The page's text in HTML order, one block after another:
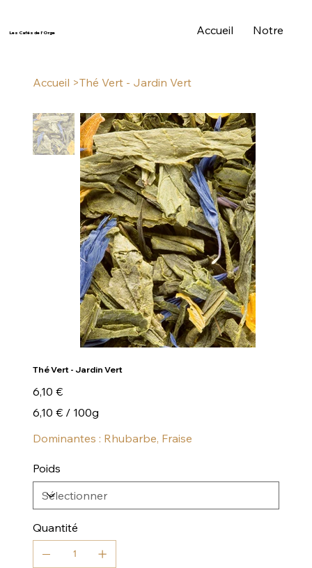
Les Cafés de l'Orge Accueil Notre
Accueil >Thé Vert - Jardin Vert
Thé Vert - Jardin Vert
Prix
6,10 €
6,10 €
par
6,10 € / 100g
Dominantes : Rhubarbe, Fraise
Poids
Quantité